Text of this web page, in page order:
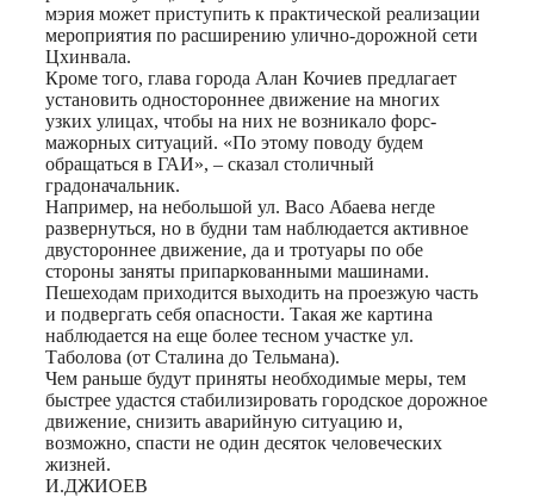
мэрия может приступить к практической реализации
мероприятия по расширению улично-дорожной сети
Цхинвала.
Кроме того, глава города Алан Кочиев предлагает
установить одностороннее движение на многих
узких улицах, чтобы на них не возникало форс-
мажорных ситуаций. «По этому поводу будем
обращаться в ГАИ», – сказал столичный
градоначальник.
Например, на небольшой ул. Васо Абаева негде
развернуться, но в будни там наблюдается активное
двустороннее движение, да и тротуары по обе
стороны заняты припаркованными машинами.
Пешеходам приходится выходить на проезжую часть
и подвергать себя опасности. Такая же картина
наблюдается на еще более тесном участке ул.
Таболова (от Сталина до Тельмана).
Чем раньше будут приняты необходимые меры, тем
быстрее удастся стабилизировать городское дорожное
движение, снизить аварийную ситуацию и,
возможно, спасти не один десяток человеческих
жизней.
И.ДЖИОЕВ